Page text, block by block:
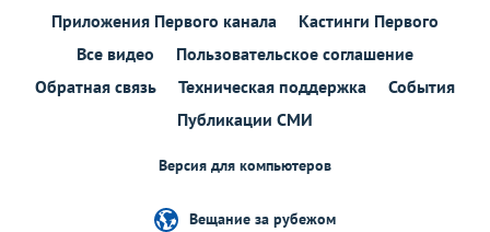
Приложения Первого канала
Кастинги Первого
Все видео
Пользовательское соглашение
Обратная связь
Техническая поддержка
События
Публикации СМИ
Версия для компьютеров
Вещание за рубежом